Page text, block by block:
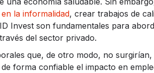
la informalidad, crear trabajos de
Invest son fundamentales para
del sector privado.
que, de otro modo, no
forma confiable el impacto en